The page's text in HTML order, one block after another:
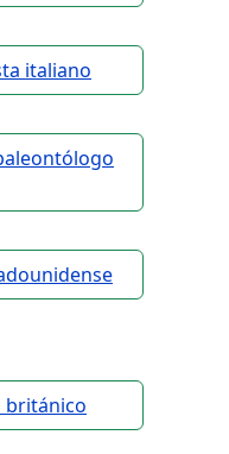
italiano
británico